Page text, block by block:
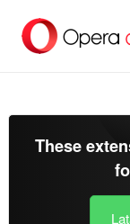
pääsisältöön
These